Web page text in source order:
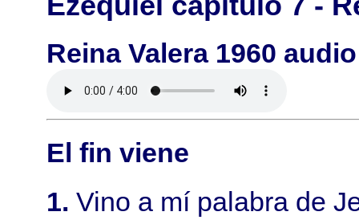
Reina Valera 1960
El fin viene
1. Vino a mí palabra de